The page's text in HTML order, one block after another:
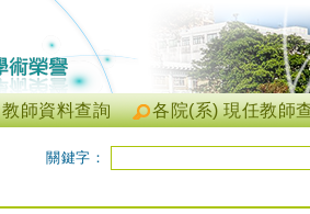
各院(系) 現任教師
教師資料查詢
關鍵字：